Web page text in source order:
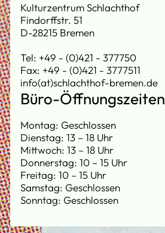
Kulturzentrum Schlachthof
Findorffstr. 51
D-28215 Bremen
Tel: +49 - (0)421 - 377750
Fax: +49 - (0)421 - 3777511
info(at)schlachthof-bremen.de
Büro-Öffnungszeiten
Montag: Geschlossen
Dienstag: 13 – 18 Uhr
Mittwoch: 13 – 18 Uhr
Donnerstag: 10 – 15 Uhr
Freitag: 10 – 15 Uhr
Samstag: Geschlossen
Sonntag: Geschlossen